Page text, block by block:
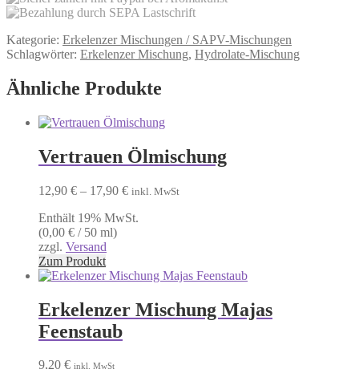
Kategorie: Erkelenzer Mischungen / SAPV-Mischungen
Schlagwörter: Erkelenzer Mischung, Hydrolate-Mischung
Ähnliche Produkte
Vertrauen Ölmischung
12,90 € – 17,90 €Preisspanne:
bis
inkl. MwSt
Enthält 19% MwSt.
(0,00 € / 50 ml)
zzgl. Versand
Zum ProduktDieses
Produkt
mehrere
Varianten
auf.
Optionen
Erkelenzer Mischung Majas
Feenstaub
9,20 € inkl. MwSt